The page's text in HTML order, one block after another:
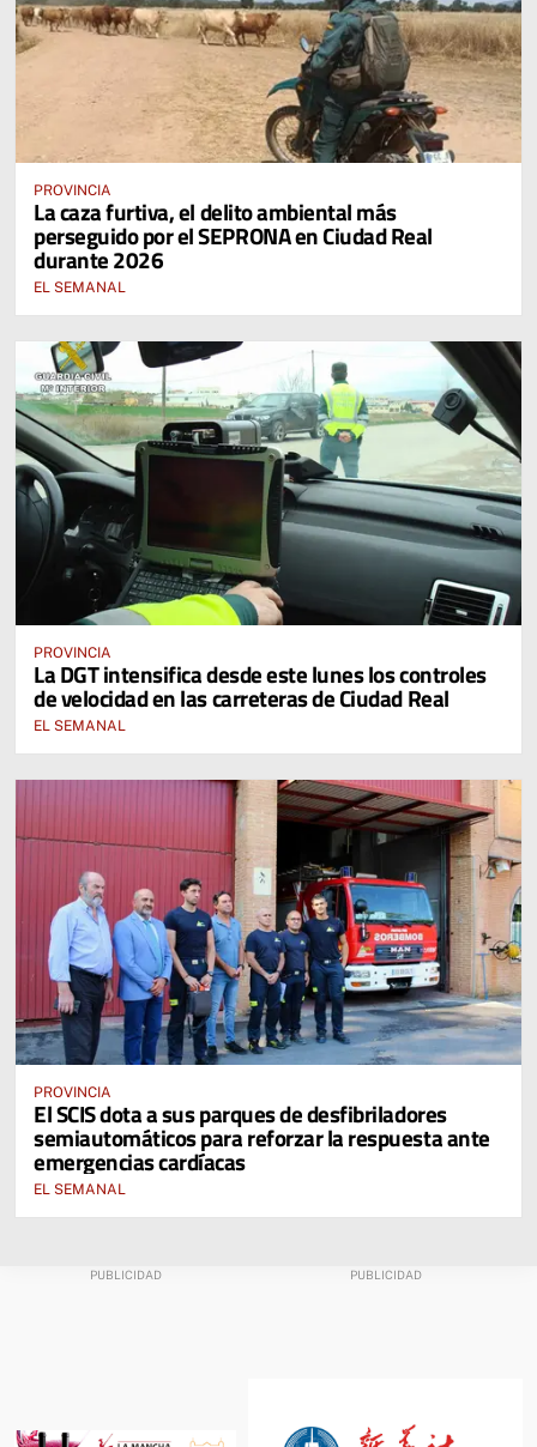
PROVINCIA
La caza furtiva, el delito ambiental más
perseguido por el SEPRONA en Ciudad Real
durante 2026
EL SEMANAL
PROVINCIA
La DGT intensifica desde este lunes los controles
de velocidad en las carreteras de Ciudad Real
EL SEMANAL
PROVINCIA
El SCIS dota a sus parques de desfibriladores
semiautomáticos para reforzar la respuesta ante
emergencias cardíacas
EL SEMANAL